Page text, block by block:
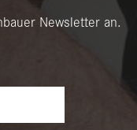
Newsletter an.